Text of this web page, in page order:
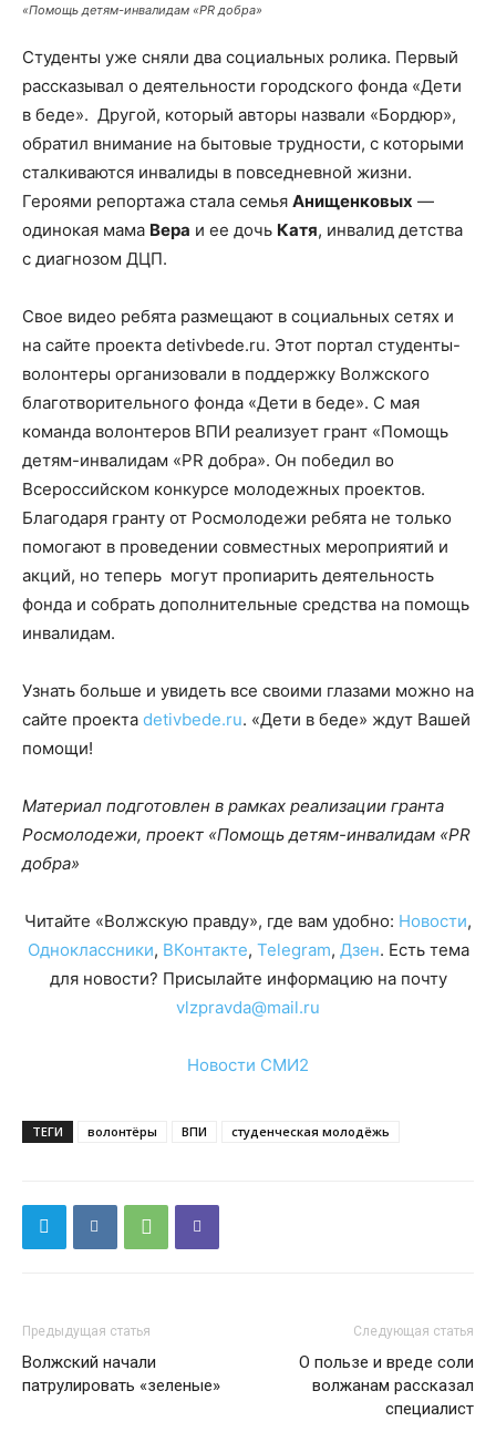
«Помощь детям-инвалидам «PR добра»
Студенты уже сняли два социальных ролика. Первый
рассказывал о деятельности городского фонда «Дети
в беде». Другой, который авторы назвали «Бордюр»,
обратил внимание на бытовые трудности, с которыми
сталкиваются инвалиды в повседневной жизни.
Героями репортажа стала семья Анищенковых —
одинокая мама Вера и ее дочь Катя, инвалид детства
с диагнозом ДЦП.
Свое видео ребята размещают в социальных сетях и
на сайте проекта detivbede.ru. Этот портал студенты-
волонтеры организовали в поддержку Волжского
благотворительного фонда «Дети в беде». С мая
команда волонтеров ВПИ реализует грант «Помощь
детям-инвалидам «PR добра». Он победил во
Всероссийском конкурсе молодежных проектов.
Благодаря гранту от Росмолодежи ребята не только
помогают в проведении совместных мероприятий и
акций, но теперь могут пропиарить деятельность
фонда и собрать дополнительные средства на помощь
инвалидам.
Узнать больше и увидеть все своими глазами можно на
сайте проекта detivbede.ru. «Дети в беде» ждут Вашей
помощи!
Материал подготовлен в рамках реализации гранта
Росмолодежи, проект «Помощь детям-инвалидам «PR
добра»
Читайте «Волжскую правду», где вам удобно: Новости,
Одноклассники, ВКонтакте, Telegram, Дзен. Есть тема
для новости? Присылайте информацию на почту
vlzpravda@mail.ru
Новости СМИ2
ТЕГИ волонтёры ВПИ студенческая молодёжь
Предыдущая статья
Волжский начали
патрулировать «зеленые»
Следующая статья
О пользе и вреде соли
волжанам рассказал
специалист